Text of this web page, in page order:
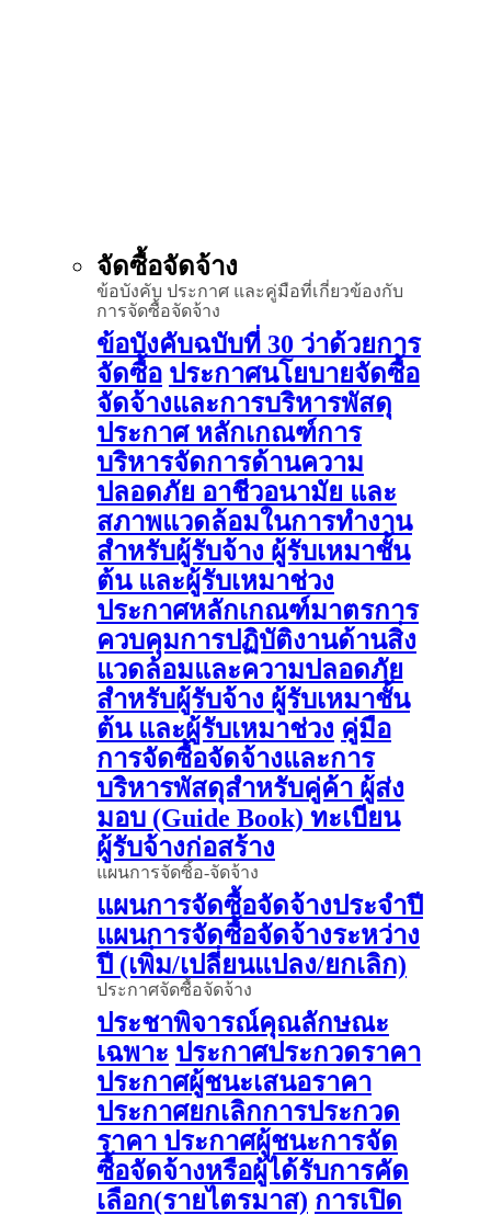
จัดซื้อจัดจ้าง
ข้อบังคับ ประกาศ และคู่มือที่เกี่ยวข้องกับ
การจัดซื้อจัดจ้าง
ข้อบังคับฉบับที่ 30 ว่าด้วยการ
จัดซื้อ ประกาศนโยบายจัดซื้อ
จัดจ้างและการบริหารพัสดุ
ประกาศ หลักเกณฑ์การ
บริหารจัดการด้านความ
ปลอดภัย อาชีวอนามัย และ
สภาพแวดล้อมในการทำงาน
สำหรับผู้รับจ้าง ผู้รับเหมาชั้น
ต้น และผู้รับเหมาช่วง
ประกาศหลักเกณฑ์มาตรการ
ควบคุมการปฏิบัติงานด้านสิ่ง
แวดล้อมและความปลอดภัย
สำหรับผู้รับจ้าง ผู้รับเหมาชั้น
ต้น และผู้รับเหมาช่วง คู่มือ
การจัดซื้อจัดจ้างและการ
บริหารพัสดุสำหรับคู่ค้า ผู้ส่ง
มอบ (Guide Book) ทะเบียน
ผู้รับจ้างก่อสร้าง
แผนการจัดซิ้อ-จัดจ้าง
แผนการจัดซื้อจัดจ้างประจำปี
แผนการจัดซื้อจัดจ้างระหว่าง
ปี (เพิ่ม/เปลี่ยนแปลง/ยกเลิก)
ประกาศจัดซื้อจัดจ้าง
ประชาพิจารณ์คุณลักษณะ
เฉพาะ ประกาศประกวดราคา
ประกาศผู้ชนะเสนอราคา
ประกาศยกเลิกการประกวด
ราคา ประกาศผู้ชนะการจัด
ซื้อจัดจ้างหรือผู้ได้รับการคัด
เลือก(รายไตรมาส) การเปิด